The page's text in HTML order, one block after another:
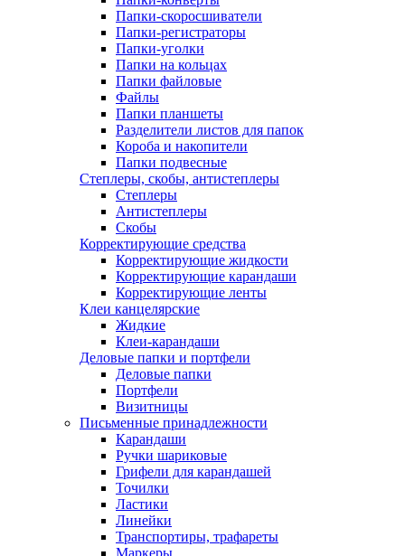
Папки-скоросшиватели
Папки-регистраторы
Папки-уголки
Папки на кольцах
Папки файловые
Файлы
Папки планшеты
Разделители листов для папок
Короба и накопители
Папки подвесные
Степлеры, скобы, антистеплеры
Степлеры
Антистеплеры
Скобы
Корректирующие средства
Корректирующие жидкости
Корректирующие карандаши
Корректирующие ленты
Клеи канцелярские
Жидкие
Клеи-карандаши
Деловые папки и портфели
Деловые папки
Портфели
Визитницы
Письменные принадлежности
Карандаши
Ручки шариковые
Грифели для карандашей
Точилки
Ластики
Линейки
Транспортиры, трафареты
Маркеры